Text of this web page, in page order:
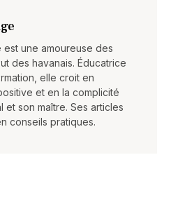
est une amoureuse des
des havanais. Éducatrice
elle croit en
et en la complicité
et son maître. Ses articles
conseils pratiques.